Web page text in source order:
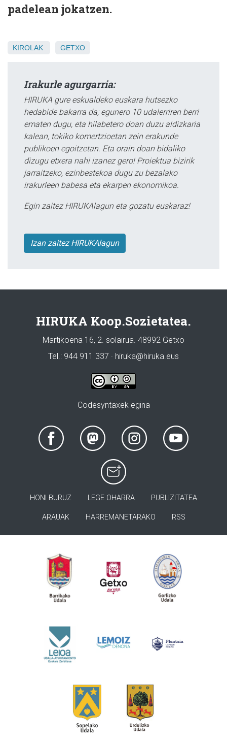
padelean jokatzen.
KIROLAK GETXO
Irakurle agurgarria:
HIRUKA gure eskualdeko euskara hutsezko
hedabide bakarra da; egunero 10 udalerriren berri
ematen dugu, eta hilabetero doan duzu aldizkaria
kalean, tokiko komertzioetan zein erakunde
publikoen egoitzetan. Eta orain doan bidaliko
dizugu etxera nahi izanez gero! Proiektua bizirik
jarraitzeko, ezinbestekoa dugu zu bezalako
irakurleen babesa eta ekarpen ekonomikoa.
Egin zaitez HIRUKAlagun eta gozatu euskaraz!
Izan zaitez HIRUKAlagun
HIRUKA Koop.Sozietatea.
Martikoena 16, 2. solairua. 48992 Getxo
Tel.: 944 911 337 · hiruka@hiruka.eus
Codesyntaxek egina
HONI BURUZ LEGE OHARRA PUBLIZITATEA
ARAUAK HARREMANETARAKO RSS